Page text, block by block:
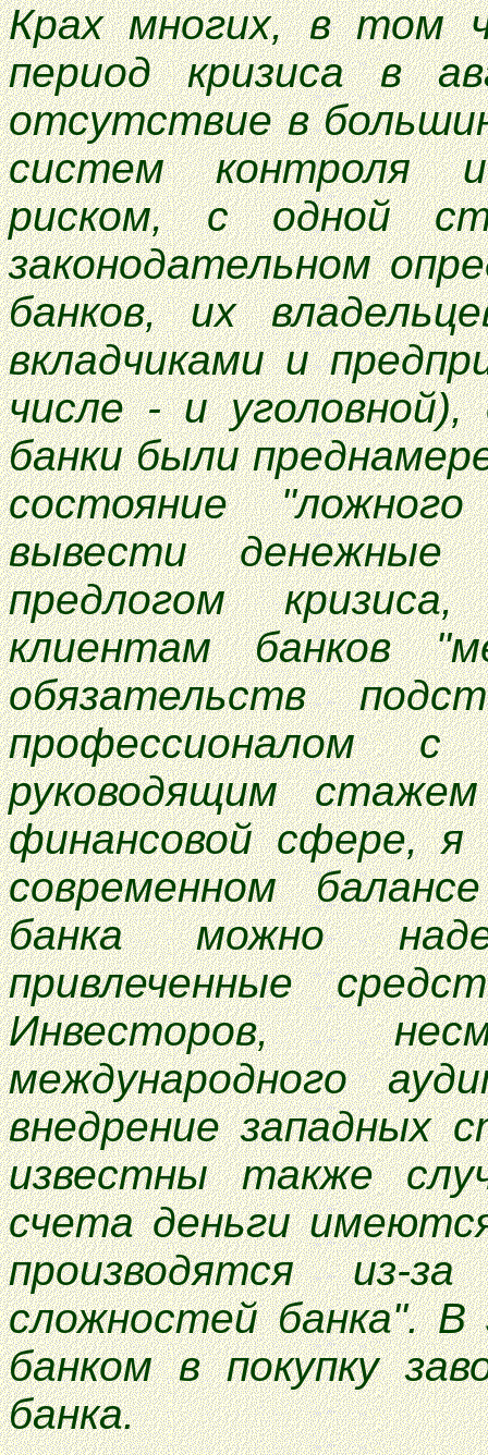
Крах многих, в том
период кризиса в
отсутствие в
систем контроля и
риском, с одной
законодательном
банков, их
вкладчиками и
числе - и
банки были
состояние
вывести денежные
предлогом
клиентам банков
обязательств
профессионалом
руководящим
финансовой сфере,
современном
банка можно
привлеченные
Инвесторов,
международного
внедрение западных
известны также
счета деньги
производятся из-
сложностей банка".
банком в покупку
банка.